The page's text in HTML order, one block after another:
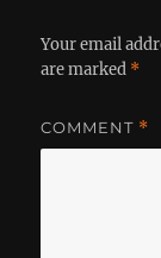
Your email
are marked *
COMMENT *